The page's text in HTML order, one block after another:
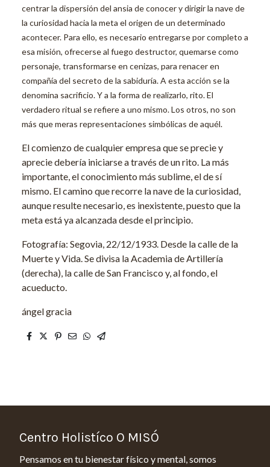
centrar la dispersión del ansia de conocer y dirigir la nave de
la curiosidad hacia la meta el origen de un determinado
acontecer. Para ello, es necesario entregarse por completo a
esa misión, ofrecerse al fuego destructor, quemarse como
personaje, transformarse en cenizas, para renacer en
compañía del secreto de la sabiduría. A esta acción se la
denomina sacrificio. Y a la forma de realizarlo, rito. El
verdadero ritual se refiere a uno mismo. Los otros, no son
más que meras representaciones simbólicas de aquél.
El comienzo de cualquier empresa que se precie y
aprecie debería iniciarse a través de un rito. La más
importante, el conocimiento más sublime, el de sí
mismo. El camino que recorre la nave de la curiosidad,
aunque resulte necesario, es inexistente, puesto que la
meta está ya alcanzada desde el principio.
Fotografía: Segovia, 22/12/1933. Desde la calle de la
Muerte y Vida. Se divisa la Academia de Artillería
(derecha), la calle de San Francisco y, al fondo, el
acueducto.
ángel gracia
Centro Holistíco O MISÓ
Pensamos en tu bienestar físico y mental, somos